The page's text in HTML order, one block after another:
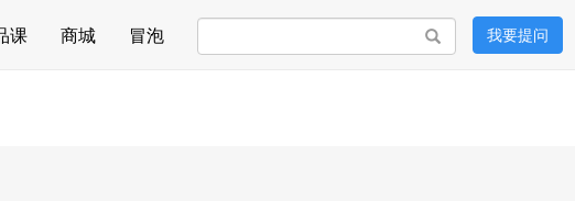
课 商城 冒泡 搜索 我要提问